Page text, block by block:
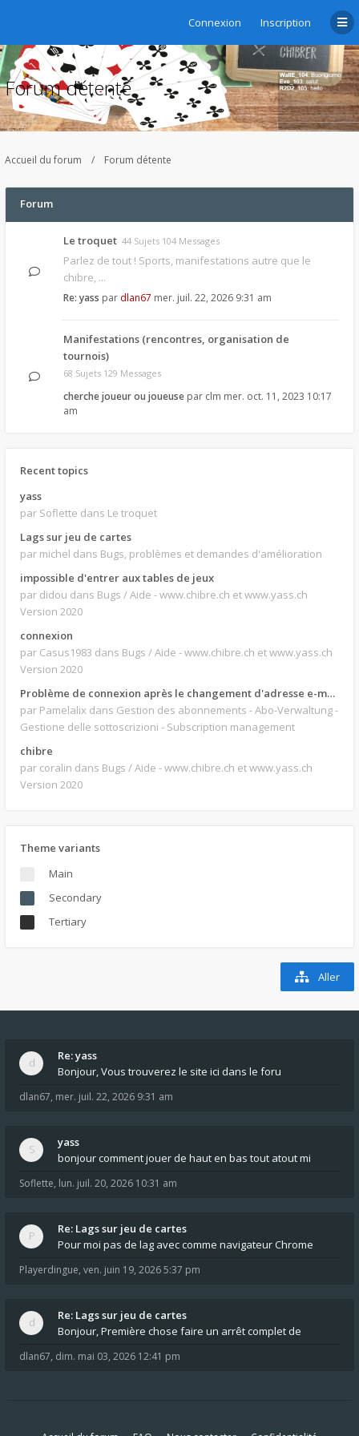
Connexion Inscription
Forum détente
Accueil du forum Forum détente
Forum
Le troquet 44 Sujets 104 Messages
Parlez de tout ! Sports, manifestations autre que le
chibre, ...
Re: yass par dlan67 mer. juil. 22, 2026 9:31 am
Manifestations (rencontres, organisation de
tournois)
68 Sujets 129 Messages
cherche joueur ou joueuse par clm mer. oct. 11, 2023 10:17
am
Recent topics
yass
par Soflette dans Le troquet
Lags sur jeu de cartes
par michel dans Bugs, problèmes et demandes d'amélioration
impossible d'entrer aux tables de jeux
par didou dans Bugs / Aide - www.chibre.ch et www.yass.ch
Version 2020
connexion
par Casus1983 dans Bugs / Aide - www.chibre.ch et www.yass.ch
Version 2020
Problème de connexion après le changement d'adresse e-mail.
par Pamelalix dans Gestion des abonnements - Abo-Verwaltung -
Gestione delle sottoscrizioni - Subscription management
chibre
par coralin dans Bugs / Aide - www.chibre.ch et www.yass.ch
Version 2020
Theme variants
Main
Secondary
Tertiary
Aller
Re: yass
Bonjour, Vous trouverez le site ici dans le foru
dlan67, mer. juil. 22, 2026 9:31 am
yass
bonjour comment jouer de haut en bas tout atout mi
Soflette, lun. juil. 20, 2026 10:31 am
Re: Lags sur jeu de cartes
Pour moi pas de lag avec comme navigateur Chrome
Playerdingue, ven. juin 19, 2026 5:37 pm
Re: Lags sur jeu de cartes
Bonjour, Première chose faire un arrêt complet de
dlan67, dim. mai 03, 2026 12:41 pm